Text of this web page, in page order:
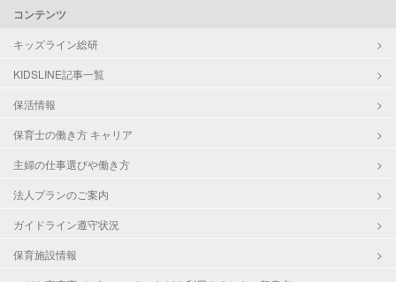
コンテンツ
キッズライン総研
KIDSLINE記事一覧
保活情報
保育士の働き方 キャリア
主婦の仕事選びや働き方
法人プランのご案内
ガイドライン遵守状況
保育施設情報